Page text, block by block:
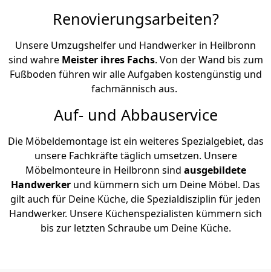
Renovierungsarbeiten?
Unsere Umzugshelfer und Handwerker in Heilbronn
sind wahre Meister ihres Fachs. Von der Wand bis zum
Fußboden führen wir alle Aufgaben kostengünstig und
fachmännisch aus.
Auf- und Abbauservice
Die Möbeldemontage ist ein weiteres Spezialgebiet, das
unsere Fachkräfte täglich umsetzen. Unsere
Möbelmonteure in Heilbronn sind ausgebildete
Handwerker und kümmern sich um Deine Möbel. Das
gilt auch für Deine Küche, die Spezialdisziplin für jeden
Handwerker. Unsere Küchenspezialisten kümmern sich
bis zur letzten Schraube um Deine Küche.